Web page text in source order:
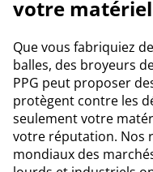
votre matériel
Que vous fabriquiez
balles, des broyeurs
PPG peut proposer
protègent contre les
seulement votre
votre réputation. Nos
mondiaux des